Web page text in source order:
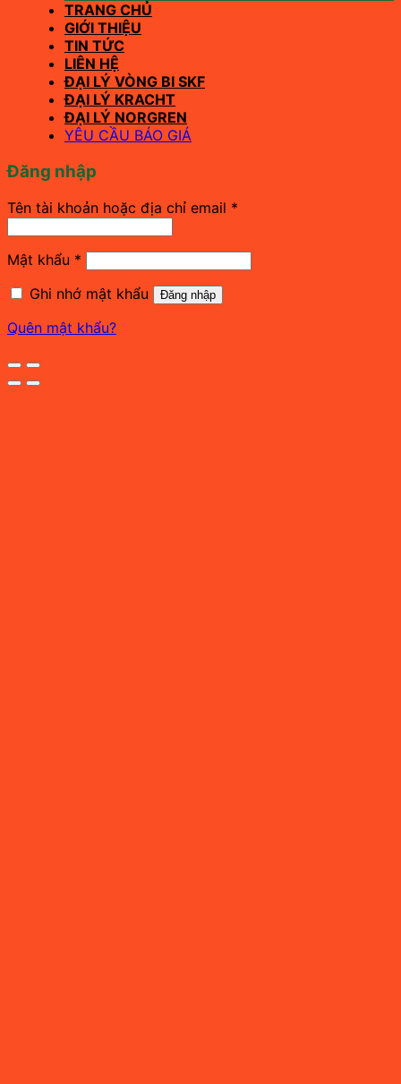
TRANG CHỦ
GIỚI THIỆU
TIN TỨC
LIÊN HỆ
ĐẠI LÝ VÒNG BI SKF
ĐẠI LÝ KRACHT
ĐẠI LÝ NORGREN
YÊU CẦU BÁO GIÁ
Đăng nhập
Tên tài khoản hoặc địa chỉ email *
Mật khẩu * Bắt
buộc
Ghi nhớ mật khẩu
Đăng nhập
Quên mật khẩu?